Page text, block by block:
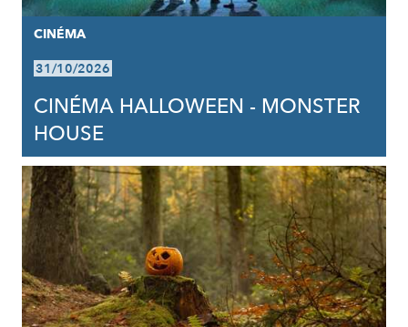
CINÉMA
31/10/2026
CINÉMA HALLOWEEN - MONSTER
HOUSE